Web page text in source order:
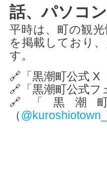
話、パソコン
平時は、町の観
を掲載しており
す。
🔗「黒潮町公式 X
🔗「黒潮町公式フ
🔗「黒潮
（